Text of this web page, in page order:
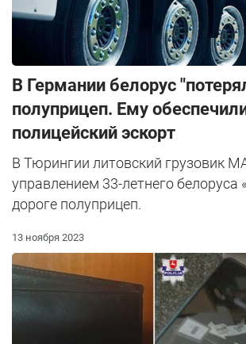
В Германии белорус
полуприцеп. Ему
полицейский эскорт
В Тюрингии литовский грузовик
управлением 33-летнего белоруса
дороге полуприцеп.
13 ноября 2023